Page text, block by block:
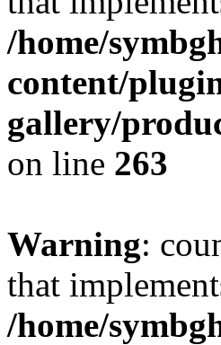
/home/
content/
gallery/
on line 263
Warning:
that
/home/